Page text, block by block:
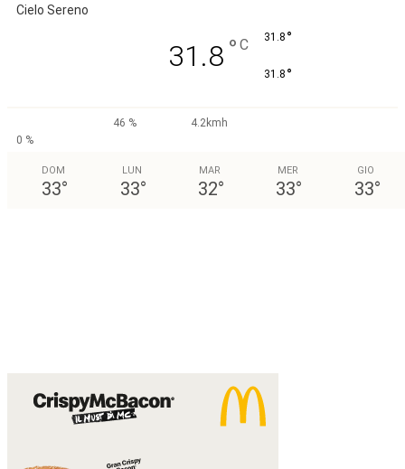
Cielo Sereno
31.8 ° C 31.8 °
31.8 °
46 %
4.2kmh
0 %
DOM
33°
LUN
33°
MAR
32°
MER
33°
GIO
33°